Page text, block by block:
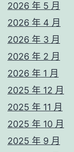
2026 年 5 月
2026 年 4 月
2026 年 3 月
2026 年 2 月
2026 年 1 月
2025 年 12 月
2025 年 11 月
2025 年 10 月
2025 年 9 月